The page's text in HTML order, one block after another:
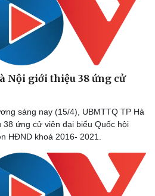
Sành điệu
Tin Công nghệ
Trải nghiệm
Nội giới thiệu 38 ứng cử
sáng nay (15/4), UBMTTQ TP Hà
38 ứng cử viên đại biểu Quốc hội
HĐND khoá 2016- 2021.